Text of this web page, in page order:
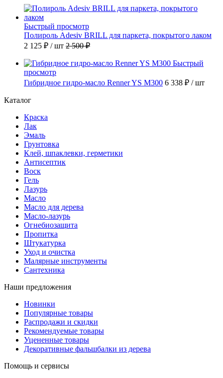
Быстрый просмотр
Полироль Adesiv BRILL для паркета, покрытого лаком
2 125 ₽ / шт 2 500 ₽
Быстрый
просмотр
Гибридное гидро-масло Renner YS M300 6 338 ₽ / шт
Каталог
Краска
Лак
Эмаль
Грунтовка
Клей, шпаклевки, герметики
Антисептик
Воск
Гель
Лазурь
Масло
Масло для дерева
Масло-лазурь
Огнебиозащита
Пропитка
Штукатурка
Уход и очистка
Малярные инструменты
Сантехника
Наши предложения
Новинки
Популярные товары
Распродажи и скидки
Рекомендуемые товары
Уцененные товары
Декоративные фальшбалки из дерева
Помощь и сервисы